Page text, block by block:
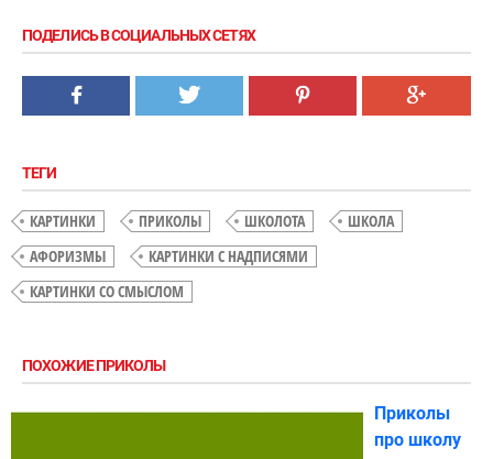
ПОДЕЛИСЬ В СОЦИАЛЬНЫХ СЕТЯХ
ТЕГИ
КАРТИНКИ ПРИКОЛЫ ШКОЛОТА
ШКОЛА
АФОРИЗМЫ
КАРТИНКИ С НАДПИСЯМИ
КАРТИНКИ СО СМЫСЛОМ
ПОХОЖИЕ ПРИКОЛЫ
Приколы
про школу